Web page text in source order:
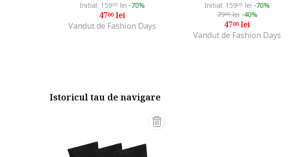
Initial: 15900 lei -70%
4700lei
Vandut de Fashion Days
Initial: 15900 lei -70%
7900lei -40%
4700lei
Vandut de Fashion Days
Istoricul tau de navigare